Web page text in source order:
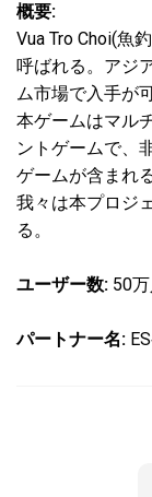
概要:
Vua Tro Choi(魚
呼ばれる。アジ
ム市場で入手が
本ゲームはマル
ントゲームで、
ゲームが含まれ
我々は本プロジ
る。
ユーザー数: 50
パートナー名: